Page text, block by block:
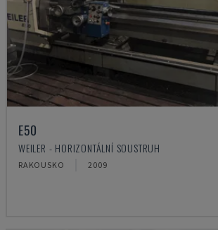
E50
WEILER - HORIZONTÁLNÍ SOUSTRUH
RAKOUSKO 2009